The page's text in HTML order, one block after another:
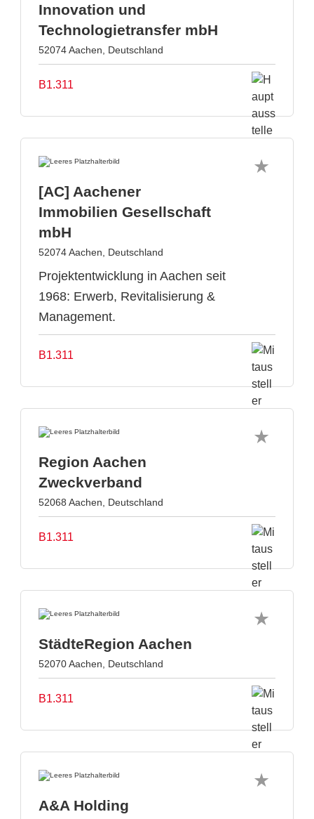
Innovation und
Technologietransfer mbH
52074 Aachen, Deutschland
B1.311
[AC] Aachener
Immobilien Gesellschaft
mbH
52074 Aachen, Deutschland
Projektentwicklung in Aachen seit
1968: Erwerb, Revitalisierung &
Management.
B1.311
Region Aachen
Zweckverband
52068 Aachen, Deutschland
B1.311
StädteRegion Aachen
52070 Aachen, Deutschland
B1.311
A&A Holding